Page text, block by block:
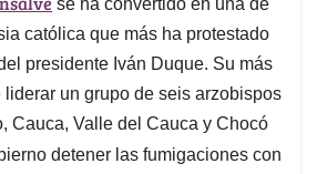
l
a
d
s
se ha convertido en una de
católica que más ha protestado
presidente Iván Duque. Su más
liderar un grupo de seis arzobispos
Cauca, Valle del Cauca y Chocó
detener las fumigaciones con